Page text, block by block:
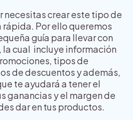
necesitas crear este tipo de
Por ello queremos
guía para llevar con
la cual incluye información
tipos de
de descuentos y además,
te ayudará a tener el
ganancias y el margen de
dar en tus productos.